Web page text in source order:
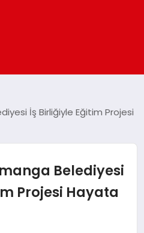
İş Birliğiyle Eğitim Projesi
Belediyesi
Projesi Hayata